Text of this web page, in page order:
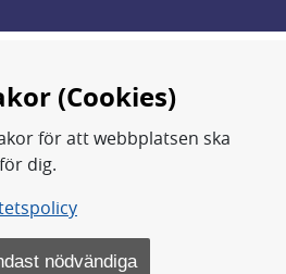
värld.
och studier.
(Cookies)
för att webbplatsen ska
dig.
nödvändiga